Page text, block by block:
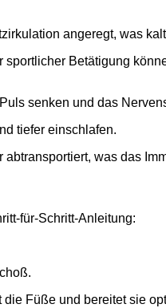
angeregt, was
Betätigung
senken und das
tiefer einschlafen.
was das
für-Schritt-Anleitung:
Füße und bereitet sie